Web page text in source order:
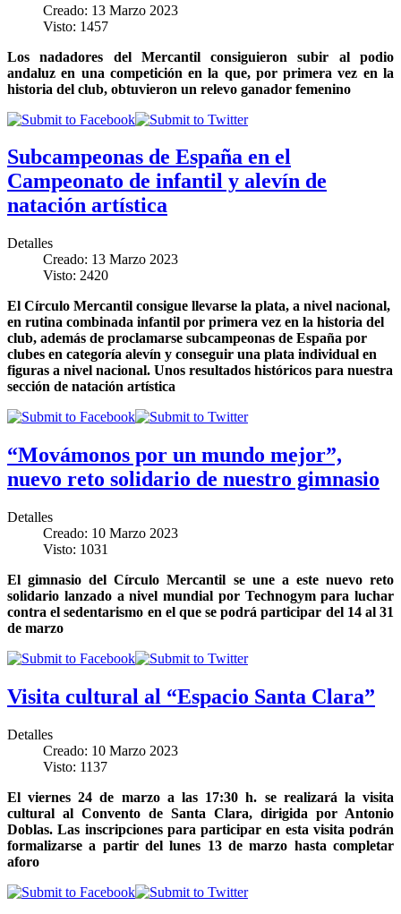
Creado: 13 Marzo 2023
Visto: 1457
Los nadadores del Mercantil consiguieron subir al podio
andaluz en una competición en la que, por primera vez en la
historia del club, obtuvieron un relevo ganador femenino
Subcampeonas de España en el
Campeonato de infantil y alevín de
natación artística
Detalles
Creado: 13 Marzo 2023
Visto: 2420
El Círculo Mercantil consigue llevarse la plata, a nivel nacional,
en rutina combinada infantil por primera vez en la historia del
club, además de proclamarse subcampeonas de España por
clubes en categoría alevín y conseguir una plata individual en
figuras a nivel nacional. Unos resultados históricos para nuestra
sección de natación artística
“Movámonos por un mundo mejor”,
nuevo reto solidario de nuestro gimnasio
Detalles
Creado: 10 Marzo 2023
Visto: 1031
El gimnasio del Círculo Mercantil se une a este nuevo reto
solidario lanzado a nivel mundial por Technogym para luchar
contra el sedentarismo en el que se podrá participar del 14 al 31
de marzo
Visita cultural al “Espacio Santa Clara”
Detalles
Creado: 10 Marzo 2023
Visto: 1137
El viernes 24 de marzo a las 17:30 h. se realizará la visita
cultural al Convento de Santa Clara, dirigida por Antonio
Doblas.Las inscripciones para participar en esta visita podrán
formalizarse a partir del lunes 13 de marzo hasta completar
aforo